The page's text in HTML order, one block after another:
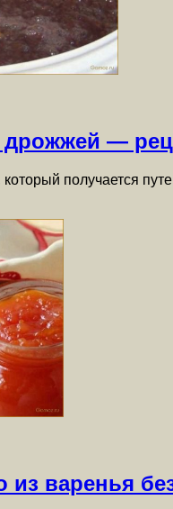
дрожжей —
получается
из варенья